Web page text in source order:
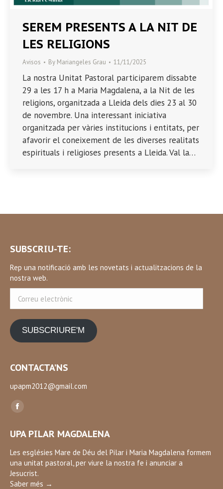
SEREM PRESENTS A LA NIT DE
LES RELIGIONS
Avisos By Mariangeles Grau 11/11/2025
La nostra Unitat Pastoral participarem dissabte
29 a les 17 h a Maria Magdalena, a la Nit de les
religions, organitzada a Lleida dels dies 23 al 30
de novembre. Una interessant iniciativa
organitzada per vàries institucions i entitats, per
afavorir el coneixement de les diverses realitats
espirituals i religioses presents a Lleida. Val la…
SUBSCRIU-TE:
Rep una notificació amb les novetats i actualitzacions de la
nostra web.
electrònic
SUBSCRIURE'M
CONTACTA’NS
upapm2012@gmail.com
Find us on:
Facebook
opens
in
new
window
UPA PILAR MAGDALENA
Les esglésies Mare de Déu del Pilar i Maria Magdalena formem
una unitat pastoral, per viure la nostra fe i anunciar a
Jesucrist.
Saber més →